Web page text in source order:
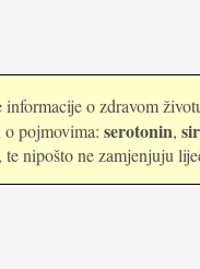
o zdravom
o pojmovima: serotonin,
nipošto ne zamjenjuju